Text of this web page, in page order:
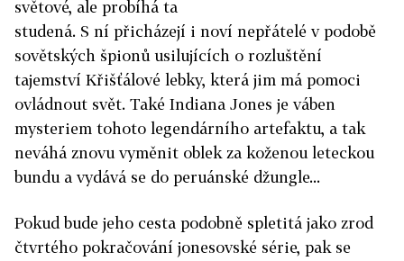
světové, ale probíhá ta
studená. S ní přicházejí i noví nepřátelé v podobě
sovětských špionů usilujících o rozluštění
tajemství Křišťálové lebky, která jim má pomoci
ovládnout svět. Také Indiana Jones je váben
mysteriem tohoto legendárního artefaktu, a tak
neváhá znovu vyměnit oblek za koženou leteckou
bundu a vydává se do peruánské džungle...
Pokud bude jeho cesta podobně spletitá jako zrod
čtvrtého pokračování jonesovské série, pak se